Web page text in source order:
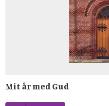
Mit år med Gud